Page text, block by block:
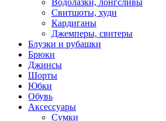
Водолазки, лонгсливы
Свитшоты, худи
Кардиганы
Джемперы, свитеры
Блузки и рубашки
Брюки
Джинсы
Шорты
Юбки
Обувь
Аксессуары
Сумки